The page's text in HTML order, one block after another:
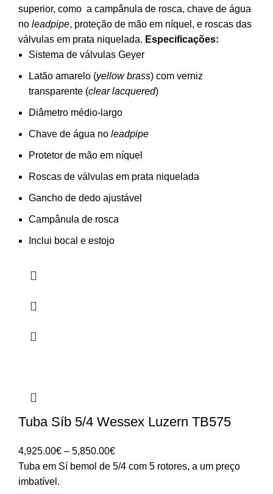
superior, como a campânula de rosca, chave de água
no leadpipe, proteção de mão em níquel, e roscas das
válvulas em prata niquelada. Especificações:
Sistema de válvulas Geyer
Latão amarelo (yellow brass) com verniz
transparente (clear lacquered)
Diâmetro médio-largo
Chave de água no leadpipe
Protetor de mão em níquel
Roscas de válvulas em prata niquelada
Gancho de dedo ajustável
Campânula de rosca
Inclui bocal e estojo
Tuba Síb 5/4 Wessex Luzern TB575
4,925.00€ – 5,850.00€Price
range:
Tuba em Sí bemol de 5/4 com 5 rotores, a um preço
imbatível.